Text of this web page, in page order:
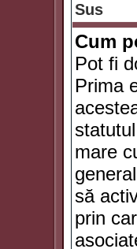
Sus
Cum
Pot fi
Prima
mare
să
prin